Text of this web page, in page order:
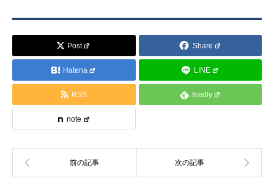
Post Share
Hatena LINE
RSS feedly
note